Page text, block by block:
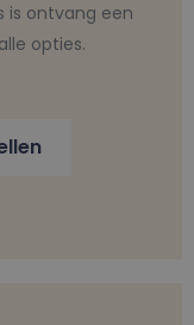
is ontvang een
opties.